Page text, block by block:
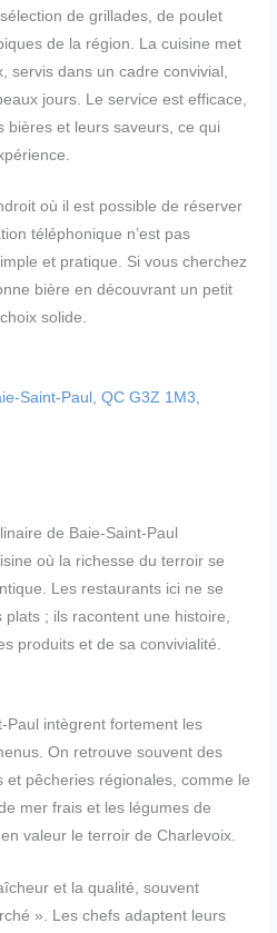
de grillades, de poulet
de la région. La cuisine met
servis dans un cadre convivial,
jours. Le service est efficace,
bières et leurs saveurs, ce qui
où il est possible de réserver
téléphonique n’est pas
et pratique. Si vous cherchez
bière en découvrant un petit
solide.
Saint-Paul, QC G3Z 1M3,
de Baie-Saint-Paul
où la richesse du terroir se
Les restaurants ici ne se
; ils racontent une histoire,
produits et de sa convivialité.
Paul intègrent fortement les
On retrouve souvent des
et pêcheries régionales, comme le
mer frais et les légumes de
valeur le terroir de Charlevoix.
et la qualité, souvent
». Les chefs adaptent leurs